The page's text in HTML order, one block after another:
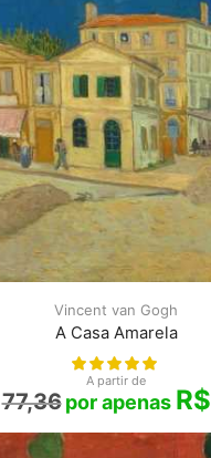
Vincent van Gogh
A Casa Amarela
A partir de
77,36 R$